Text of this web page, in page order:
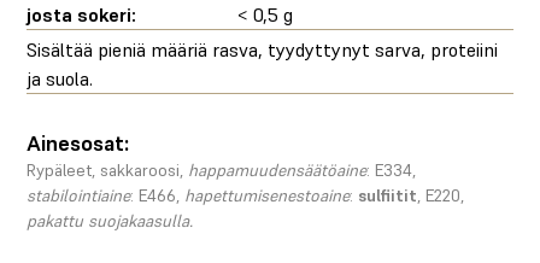
josta sokeri:
< 0,5 g
Sisältää pieniä määriä rasva, tyydyttynyt sarva, proteiini
ja suola.
Ainesosat:
Rypäleet, sakkaroosi, happamuudensäätöaine: E334,
stabilointiaine: E466, hapettumisenestoaine: sulfiitit , E220,
pakattu suojakaasulla.